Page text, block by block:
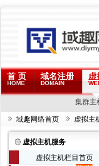
首 页
HOME
域名注册
DOMAIN
虚
集群主
域趣网络首页 虚拟主
虚拟主机服务
虚拟主机栏目首页